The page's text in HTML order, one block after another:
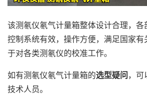
该测氡仪氡气计量箱整体设计合理，
控制系统有效，操作方便，满足国家
于对各类测氡仪的校准工作。
如有测氡仪氡气计量箱的选型疑问，可
技术人员。